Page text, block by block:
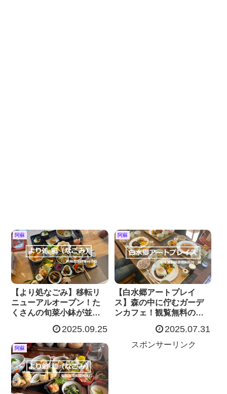
阿蘇
【より処なごみ】移転リ
ニューアルオープン！た
くさんの旬菜小鉢が並ぶ
2025.09.25
阿蘇
【白水郷アートプレイ
ス】森の中に佇むガーデ
ンカフェ！観覧無料のア
県南阿蘇村)
2025.07.31
阿蘇 スポンサーリンク